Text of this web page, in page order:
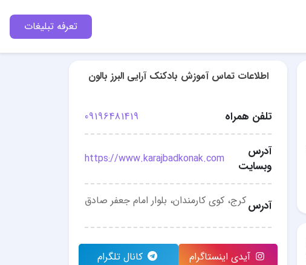
تعرفه تبلیغات
اطلاعات تماس آموزش بادکنک آرایی البرز بالون
تلفن همراه 09196481419
آدرس
وبسایت
https://www.karajbadkonak.com
آدرسکرج، کوی کارمندان، بلوار امام جعفر صادق
آیدی اینستاگرام
کانال تلگرام